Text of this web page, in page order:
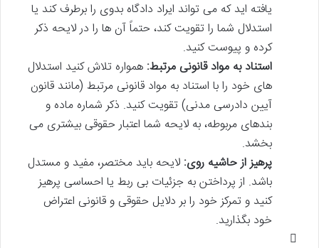
یافته اید که می تواند ایراد دادگاه بدوی را برطرف کند یا
استدلال شما را تقویت کند، حتماً آن ها را در لایحه ذکر
کرده و پیوست کنید.
استناد به مواد قانونی مرتبط: همواره تلاش کنید استدلال
های خود را با استناد به مواد قانونی مرتبط (مانند قانون
آیین دادرسی مدنی) تقویت کنید. ذکر شماره ماده و
بندهای مربوطه، به لایحه شما اعتبار حقوقی بیشتری می
بخشد.
پرهیز از حاشیه روی: لایحه باید مختصر، مفید و مستدل
باشد. از پرداختن به جزئیات بی ربط یا احساسی پرهیز
کنید و تمرکز خود را بر دلایل حقوقی و قانونی اعتراض
خود بگذارید.